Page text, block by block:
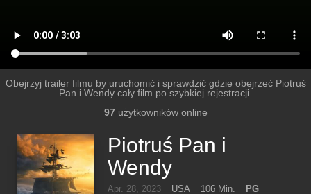
Obejrzyj trailer filmu by uruchomić i sprawdzić gdzie obejrzeć Piotruś
Pan i Wendy cały film po szybkiej rejestracji.
97 użytkowników online
Piotruś Pan i
Wendy
Apr. 28, 2023 USA 106 Min.
PG